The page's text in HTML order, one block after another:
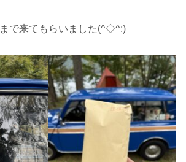
で来てもらいました(^◇^;)